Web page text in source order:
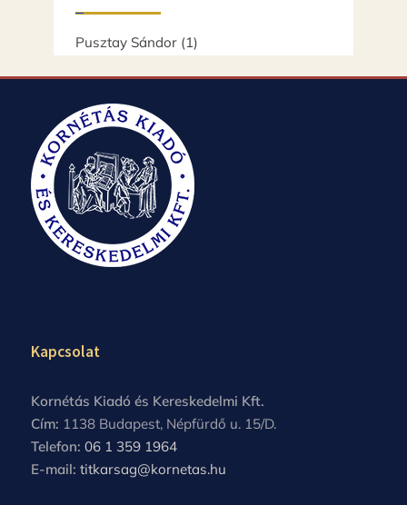
Pusztay Sándor (1)
Kapcsolat
Kornétás Kiadó és Kereskedelmi Kft.
Cím: 1138 Budapest, Népfürdő u. 15/D.
Telefon: 06 1 359 1964
E-mail: titkarsag@kornetas.hu